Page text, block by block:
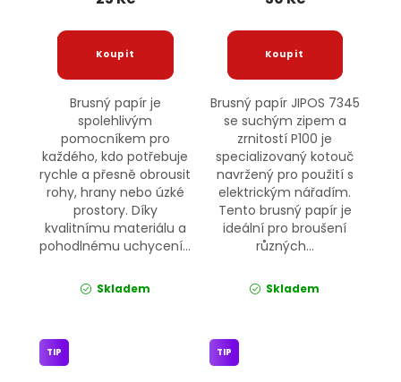
Brusný papír je
spolehlivým
pomocníkem pro
každého, kdo potřebuje
rychle a přesně obrousit
rohy, hrany nebo úzké
prostory. Díky
kvalitnímu materiálu a
pohodlnému uchycení...
Skladem
Brusný papír JIPOS 7345
se suchým zipem a
zrnitostí P100 je
specializovaný kotouč
navržený pro použití s
elektrickým nářadím.
Tento brusný papír je
ideální pro broušení
různých...
Skladem
TIP TIP